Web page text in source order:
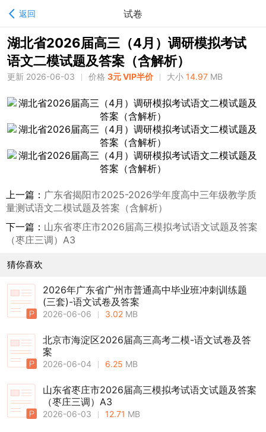
返回 试卷
湖北省2026届高三（4月）调研模拟考试
语文二模试题及答案（含解析）
更新 2026-06-03 价格 3元 VIP半价 大小 14.97 MB
上一篇： 广东省揭阳市2025-2026学年度高中三年级教学质
量测试语文二模试题及答案（含解析）
下一篇： 山东省枣庄市2026届高三模拟考试语文试题及答案
（枣庄三调）A3
猜你喜欢
2026年广东省广州市普通高中毕业班冲刺训练题
(三套)-语文试卷及答案
2026-06-06 3.02 MB
北京市海淀区2026届高三高考二模-语文试卷及答
案
2026-06-04 6.25 MB
山东省枣庄市2026届高三模拟考试语文试题及答案
（枣庄三调）A3
2026-06-03 12.71 MB